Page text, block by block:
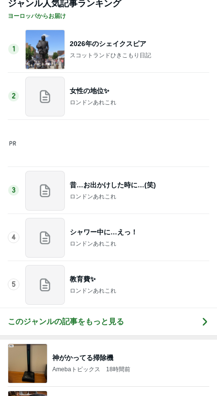
ジャンル人気記事ランキング
ヨーロッパからお届け
1
2026年のシェイクスピア
スコットランドひきこもり日記
2
女性の地位✨
ロンドンあれこれ
3
4
シャワー中に…えっ！
ロンドンあれこれ
5
教育費✨
ロンドンあれこれ
このジャンルの記事をもっと見る
Amebaトピックス 18時間前
堀ちえみの夫 並んで食べたつけ麺
Amebaトピックス 2日前